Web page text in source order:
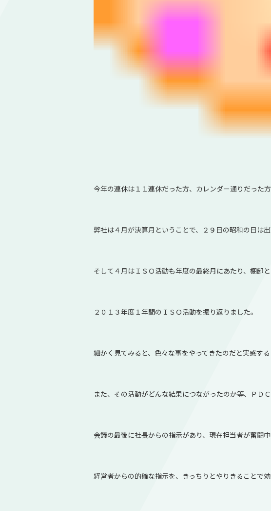
今年の連休は１１連休だった方、カレンダー通りだった
弊社は４月が決算月ということで、２９日の昭和の日は
そして４月はＩＳＯ活動も年度の最終月にあたり、棚卸
２０１３年度１年間のＩＳＯ活動を振り返りました。
細かく見てみると、色々な事をやってきたのだと実感する
また、その活動がどんな結果につながったのか等、ＰＤ
会議の最後に社長からの指示があり、現在担当者が奮闘中
経営者からの的確な指示を、きっちりとやりきることで